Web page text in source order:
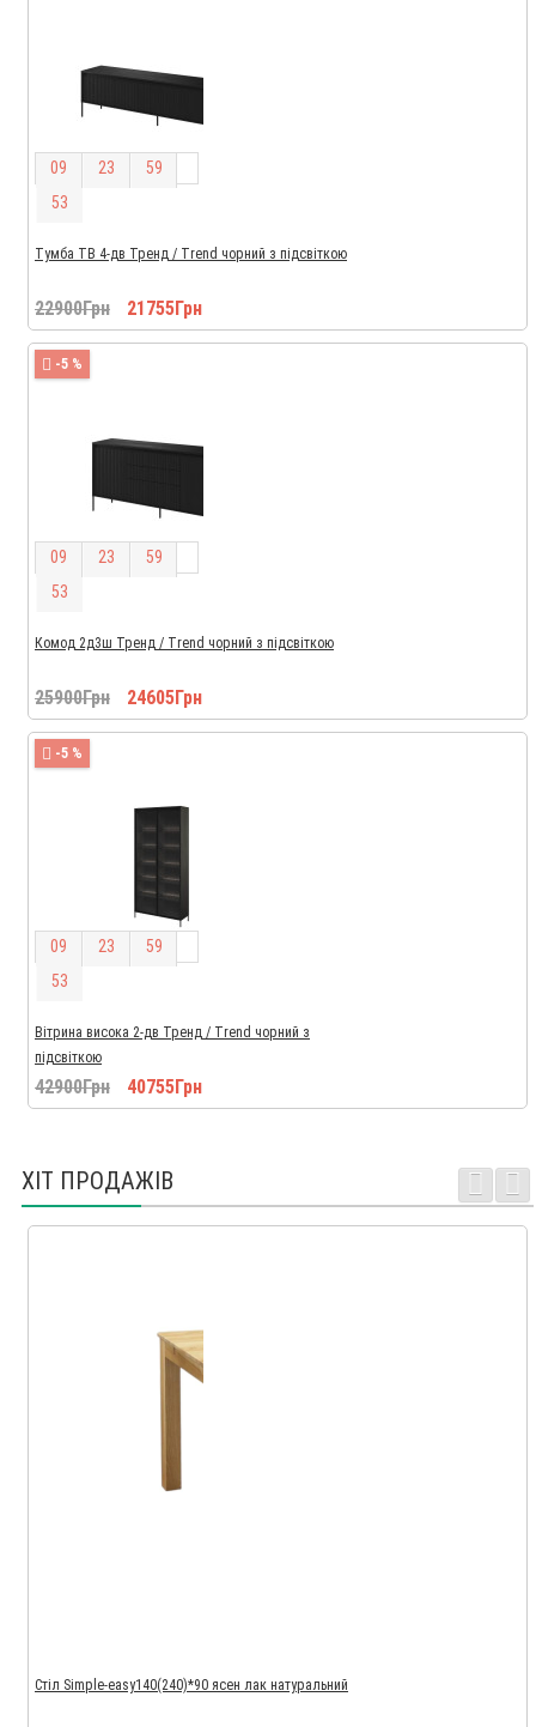
09 23 59
52
Тумба ТВ 4-дв Тренд / Trend чорний з підсвіткою
22900Грн 21755Грн
-5 %
09 23 59
52
Комод 2д3ш Тренд / Trend чорний з підсвіткою
25900Грн 24605Грн
-5 %
09 23 59
52
Вітрина висока 2-дв Тренд / Trend чорний з
підсвіткою
42900Грн 40755Грн
ХІТ ПРОДАЖІВ
Стіл Simple-easy140(240)*90 ясен лак натуральний